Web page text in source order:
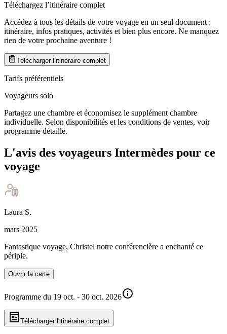
Téléchargez l’itinéraire complet
Accédez à tous les détails de votre voyage en un seul document :
itinéraire, infos pratiques, activités et bien plus encore. Ne manquez
rien de votre prochaine aventure !
Télécharger l’itinéraire complet
Tarifs préférentiels
Voyageurs solo
Partagez une chambre et économisez le supplément chambre
individuelle. Selon disponibilités et les conditions de ventes, voir
programme détaillé.
L'avis des voyageurs Intermèdes pour ce
voyage
Laura S.
mars 2025
Fantastique voyage, Christel notre conférencière a enchanté ce
périple.
Ouvrir la carte
Programme du 19 oct. - 30 oct. 2026
Télécharger l'itinéraire complet